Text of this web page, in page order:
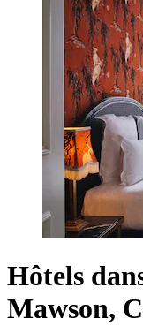
Hôtels
Mawson,